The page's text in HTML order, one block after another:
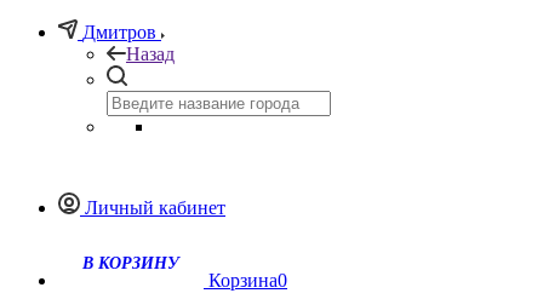
Дмитров
Назад
Личный кабинет
Корзина0